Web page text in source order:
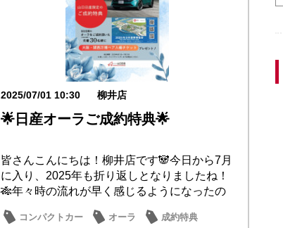
2025/07/01 10:30 柳井店
🌟日産オーラご成約特典🌟
皆さんこんにちは！柳井店です🐼今日から7月
に入り、2025年も折り返しとなりましたね！
🎋年々時の流れが早く感じるようになったの
コンパクトカー オーラ
成約特典